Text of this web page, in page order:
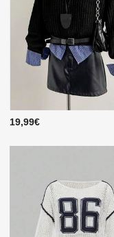
19,99€